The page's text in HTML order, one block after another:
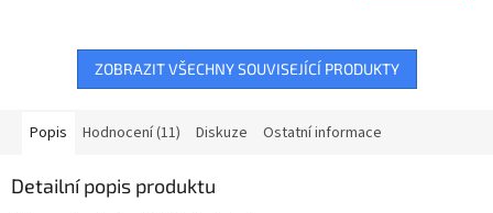
ZOBRAZIT VŠECHNY SOUVISEJÍCÍ PRODUKTY
Popis Hodnocení (11) Diskuze Ostatní informace
Detailní popis produktu